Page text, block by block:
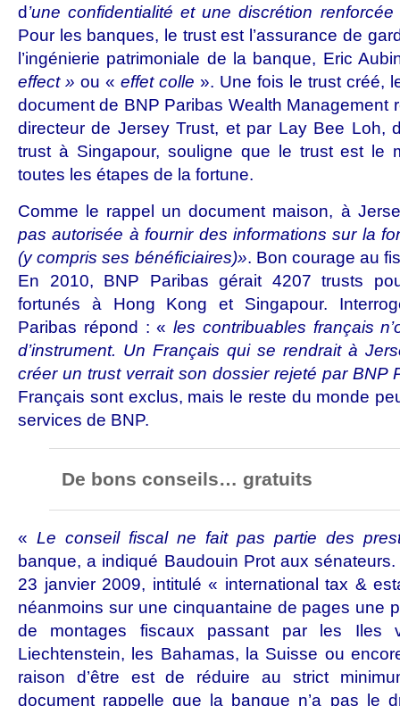
d ’une confidentialité et une discrétion renforcée
Pour les banques, le trust est l’assurance de
l’ingénierie patrimoniale de la banque, Eric
effect » ou « effet colle ». Une fois le trust créé,
document de BNP Paribas Wealth Management
directeur de Jersey Trust, et par Lay Bee Loh,
trust à Singapour, souligne que le trust est le
toutes les étapes de la fortune.
Comme le rappel un document maison, à
pas autorisée à fournir des informations sur la
(y compris ses bénéficiaires)». Bon courage au
En 2010, BNP Paribas gérait 4207 trusts
fortunés à Hong Kong et Singapour.
Paribas répond : « les contribuables français
d’instrument. Un Français qui se rendrait à
créer un trust verrait son dossier rejeté par BNP
Français sont exclus, mais le reste du monde
services de BNP.
De bons conseils… gratuits
« Le conseil fiscal ne fait pas partie des
banque, a indiqué Baudouin Prot aux
23 janvier 2009, intitulé « international tax &
néanmoins sur une cinquantaine de pages une
de montages fiscaux passant par les Iles
Liechtenstein, les Bahamas, la Suisse ou
raison d’être est de réduire au strict
document rappelle que la banque n’a pas le